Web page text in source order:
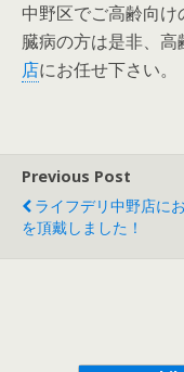
中野区でご高齢向
臓病の方は是非、
店にお任せ下さい。
Previous Post
ライフデリ中野店に
を頂戴しました！